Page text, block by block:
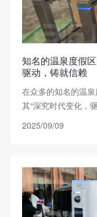
知名的温泉度假
驱动，铸就信赖
在众多的知名的温
其“深究时代变化，
2025/09/09